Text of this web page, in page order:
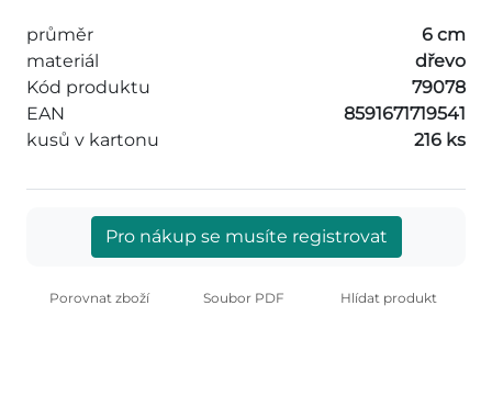
průměr
6 cm
materiál
dřevo
Kód produktu
79078
EAN
8591671719541
kusů v kartonu
216 ks
Pro nákup se musíte registrovat
Porovnat zboží Soubor PDF Hlídat produkt